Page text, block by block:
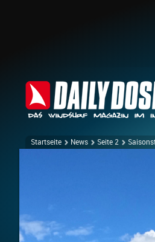
Startseite News Seite 2